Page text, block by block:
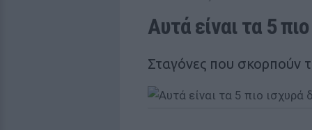
Αυτά είναι τα 5
Σταγόνες που σκορπούν